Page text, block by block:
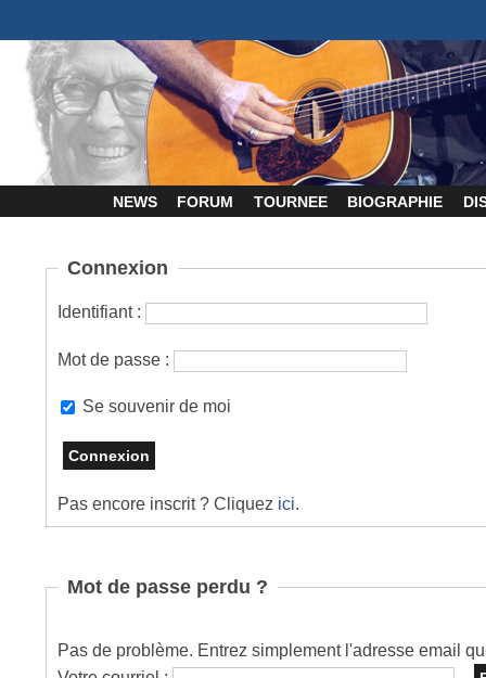
NEWS FORUM TOURNEE BIOGRAPHIE
Connexion
Identifiant :
Mot de passe :
Se souvenir de moi
Pas encore inscrit ? Cliquez ici.
Mot de passe perdu ?
Pas de problème. Entrez simplement l'adresse email